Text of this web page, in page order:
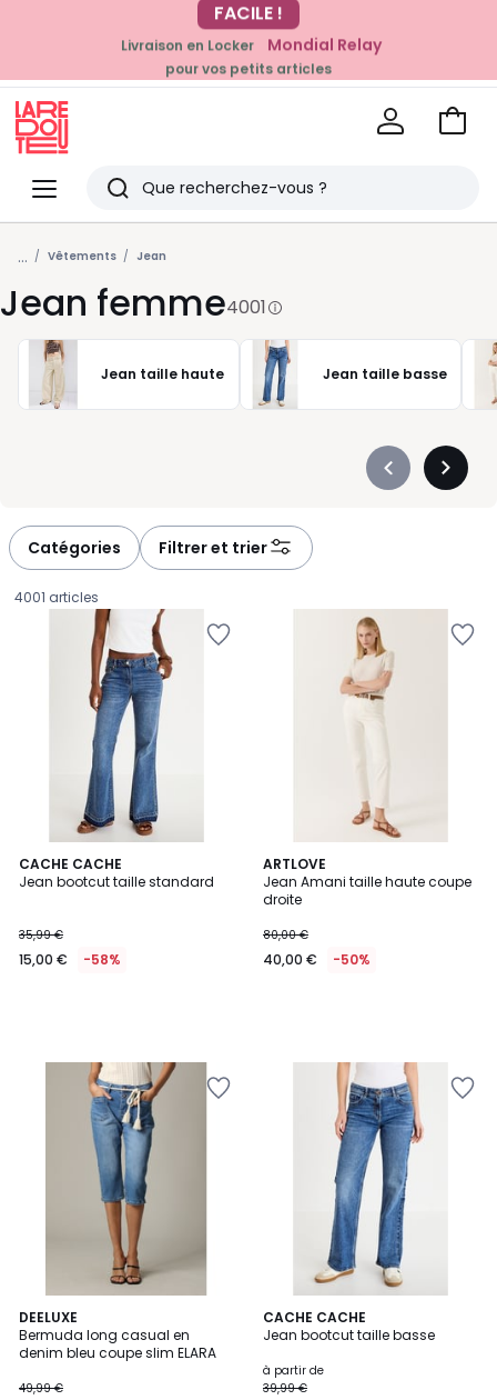
EN CE MOMENT
-20% dès 39€*
sur la mode
Livraison en Locker Mondial Relay
pour vos petits articles
Menu
Redoute
Rechercher
Derniers
articles
vus
Voir
... Vêtements Jean
Jean femme4001
Jean taille haute Jean taille basse
Précédent
Catégories Filtrer et trier
4001 articles
CACHE CACHE
Jean bootcut taille standard
€
au
réduction
appliquée.
35,99 €
15,00 € -58%
ARTLOVE
Jean Amani taille haute coupe
droite
80,00 €
40,00 € -50%
DEELUXE
Bermuda long casual en
denim bleu coupe slim ELARA
49,99 €
CACHE CACHE
Jean bootcut taille basse
à partir de
39,99 €
3
Couleurs